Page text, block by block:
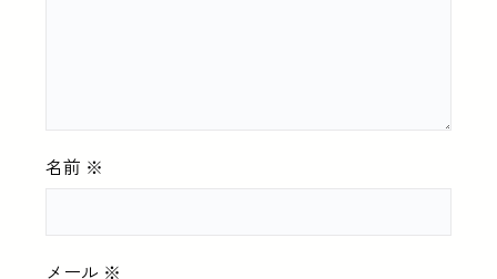
名前 ※
メール ※